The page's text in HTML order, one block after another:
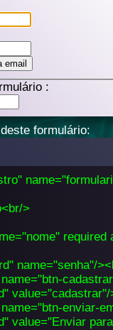
:
formulário:
>
required
name="senha"/
value="cadastrar"/
enviar-
value="Enviar